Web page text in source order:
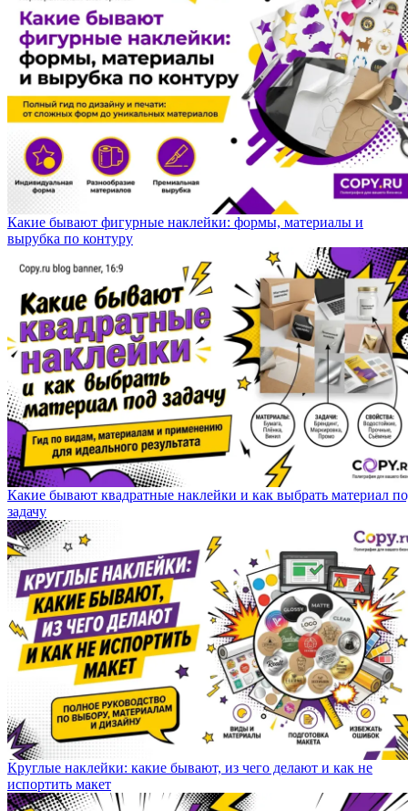
Какие бывают фигурные наклейки: формы, материалы и
вырубка по контуру
Какие бывают квадратные наклейки и как выбрать материал
задачу
Круглые наклейки: какие бывают, из чего делают и как не
испортить макет